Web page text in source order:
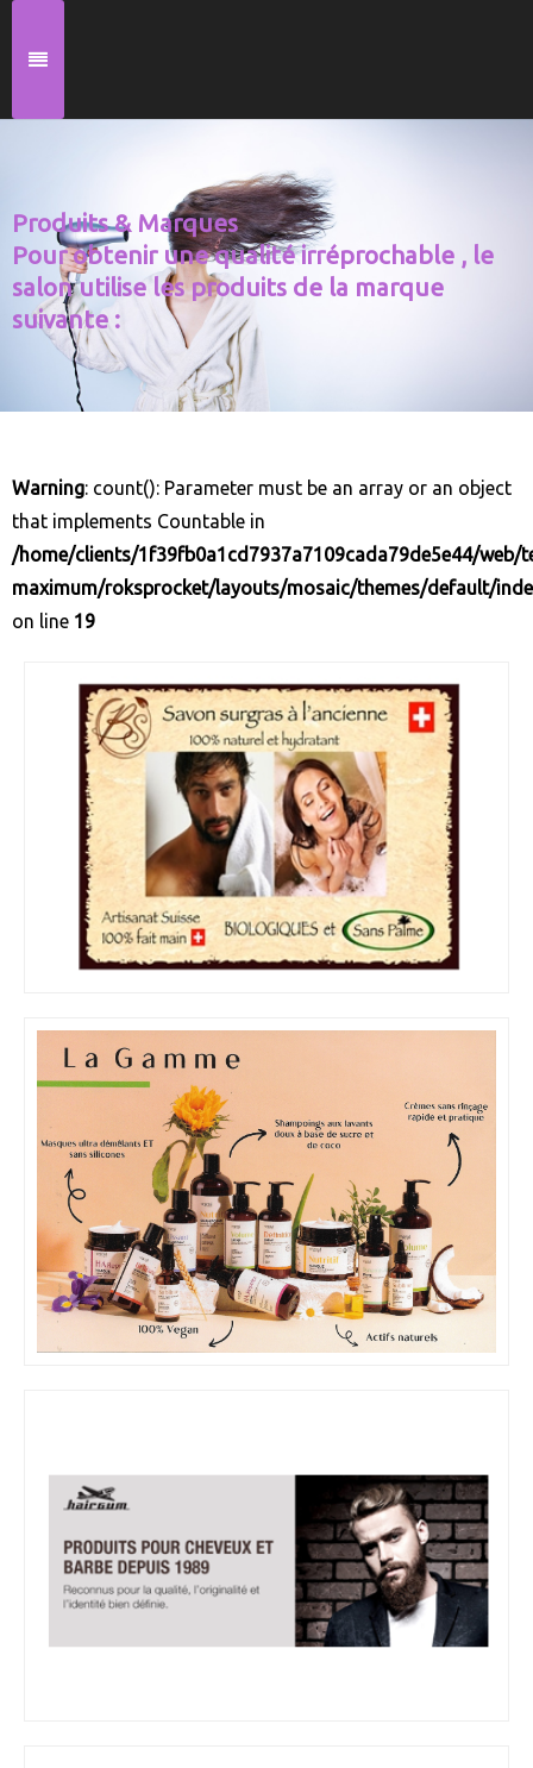
Produits & Marques
Pour obtenir une qualité irréprochable , le
salon utilise les produits de la marque
suivante :
Warning: count(): Parameter must be an array or an object
that implements Countable in
/home/clients/1f39fb0a1cd7937a7109cada79de5e44/web/
maximum/roksprocket/layouts/mosaic/themes/default/
on line 19